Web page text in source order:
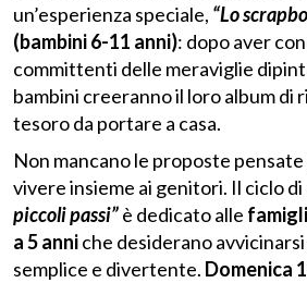
un’esperienza speciale, “Lo
(bambini 6-11 anni): dopo aver
committenti delle meraviglie
bambini creeranno il loro album di
tesoro da portare a casa.
Non mancano le proposte
vivere insieme ai genitori. Il ciclo
piccoli passi”è dedicato alle
a 5 anniche desiderano
semplice e divertente. Domenica